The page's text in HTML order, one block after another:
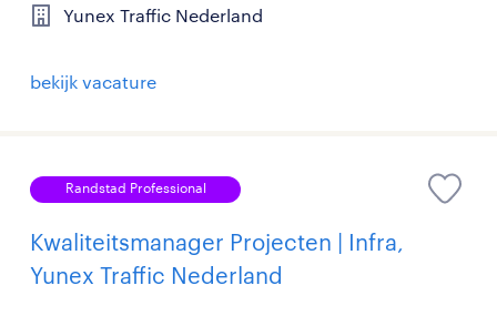
Yunex Traffic Nederland
bekijk vacature
Randstad Professional
Kwaliteitsmanager Projecten | Infra,
Yunex Traffic Nederland